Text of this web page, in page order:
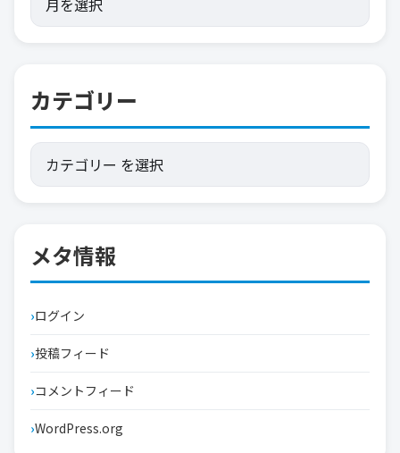
カテゴリー
メタ情報
ログイン
投稿フィード
コメントフィード
WordPress.org